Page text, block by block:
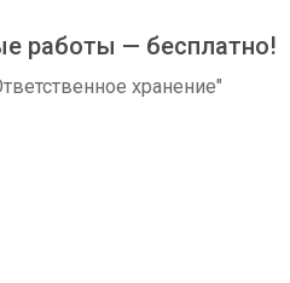
работы — бесплатно!
хранение"